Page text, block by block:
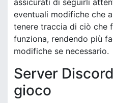
eventuali modifiche che
tenere traccia di ciò che
funziona, rendendo più
modifiche se necessario.
Server
gioco